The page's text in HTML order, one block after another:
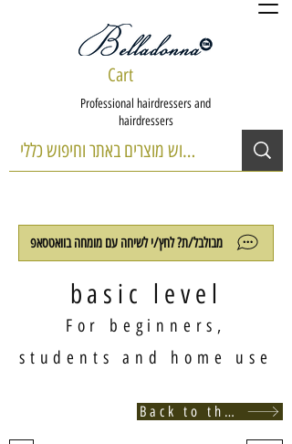
Cart
Professional hairdressers and
hairdressers
מבולבל/ת? לחץ/י לשיחה עם מומחה בוואטסאפ
basic level
For beginners,
students and home use
Back to the store